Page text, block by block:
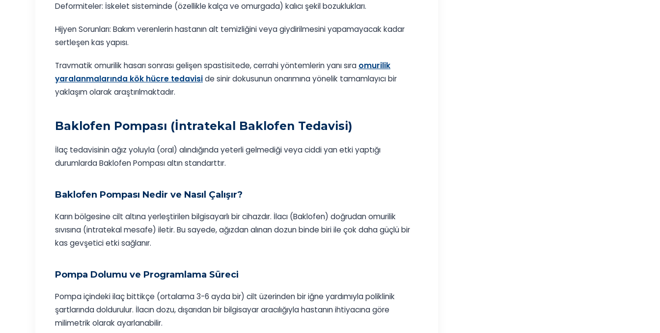
Deformiteler: İskelet sisteminde (özellikle kalça ve omurgada) kalıcı şekil bozuklukları.
Hijyen Sorunları: Bakım verenlerin hastanın alt temizliğini veya giydirilmesini yapamayacak kadar
sertleşen kas yapısı.
Travmatik omurilik hasarı sonrası gelişen spastisitede, cerrahi yöntemlerin yanı sıra omurilik
yaralanmalarında kök hücre tedaviside sinir dokusunun onarımına yönelik tamamlayıcı bir
yaklaşım olarak araştırılmaktadır.
Baklofen Pompası (İntratekal Baklofen Tedavisi)
İlaç tedavisinin ağız yoluyla (oral) alındığında yeterli gelmediği veya ciddi yan etki yaptığı
durumlarda Baklofen Pompası altın standarttır.
Baklofen Pompası Nedir ve Nasıl Çalışır?
Karın bölgesine cilt altına yerleştirilen bilgisayarlı bir cihazdır. İlacı (Baklofen) doğrudan omurilik
sıvısına (intratekal mesafe) iletir. Bu sayede, ağızdan alınan dozun binde biri ile çok daha güçlü bir
kas gevşetici etki sağlanır.
Pompa Dolumu ve Programlama Süreci
Pompa içindeki ilaç bittikçe (ortalama 3-6 ayda bir) cilt üzerinden bir iğne yardımıyla poliklinik
şartlarında doldurulur. İlacın dozu, dışarıdan bir bilgisayar aracılığıyla hastanın ihtiyacına göre
milimetrik olarak ayarlanabilir.